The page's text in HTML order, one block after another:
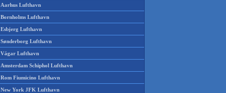
Aarhus Lufthavn
Bornholms Lufthavn
Esbjerg Lufthavn
Sønderborg Lufthavn
Vágar Lufthavn
Amsterdam Schiphol Lufthavn
Rom Fiumicino Lufthavn
New York JFK Lufthavn